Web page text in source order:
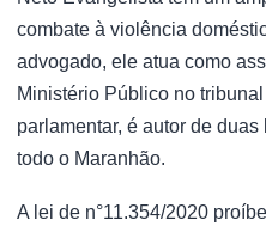
combate à violência
advogado, ele atua como
Ministério Público no
parlamentar, é autor de
todo o Maranhão.
A lei de n°11.354/2020